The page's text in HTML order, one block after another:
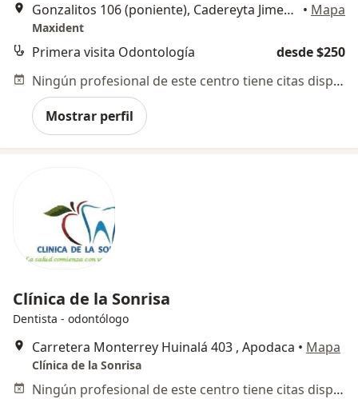
Gonzalitos 106 (poniente), Cadereyta Jimenez • Mapa
Maxident
Primera visita Odontología
desde $250
Ningún profesional de este centro tiene citas disponibles
Mostrar perfil
Clínica de la Sonrisa
Dentista - odontólogo
Carretera Monterrey Huinalá 403 , Apodaca • Mapa
Clínica de la Sonrisa
Ningún profesional de este centro tiene citas disponibles